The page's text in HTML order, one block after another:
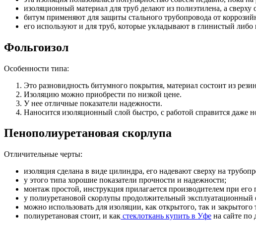
изоляционный материал для труб делают из полиэтилена, а
битум применяют для защиты стального трубопровода от
его используют и для труб, которые укладывают в глинистый либо
Фольгоизол
Особенности типа:
Это разновидность битумного покрытия, материал состоит из
Изоляцию можно приобрести по низкой цене.
У нее отличные показатели надежности.
Наносится изоляционный слой быстро, с работой справится даже
Пенополиуретановая скорлупа
Отличительные черты:
изоляция сделана в виде цилиндра, его надевают сверху на
у этого типа хорошие показатели прочности и надежности;
монтаж простой, инструкция прилагается производителем при его
у полиуретановой скорлупы продолжительный эксплуатационный
можно использовать для изоляции, как открытого, так и
полиуретановая стоит, и как стеклоткань купить в Уфе на сайте по